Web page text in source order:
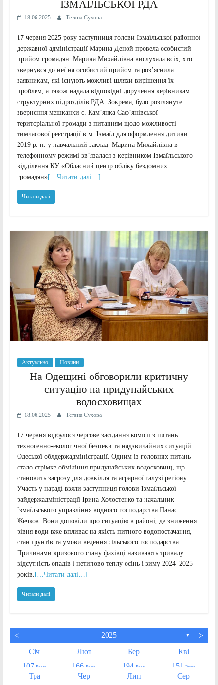
ІЗМАЇЛЬСЬКОЇ РДА
18.06.2025 Тетяна Сухова
17 червня 2025 року заступниця голови Ізмаїльської районної
державної адміністрації Марина Деной провела особистий
прийом громадян. Марина Михайлівна вислухала всіх, хто
звернувся до неї на особистий прийом та роз’яснила
заявникам, які існують можливі шляхи вирішення їх
проблем, а також надала відповідні доручення керівникам
структурних підрозділів РДА. Зокрема, було розглянуте
звернення мешканки с. Кам’янка Саф’янівської
територіальної громади з питанням щодо можливості
тимчасової реєстрації в м. Ізмаїл для оформлення дитини
2019 р. н. у навчальний заклад. Марина Михайлівна в
телефонному режимі зв’язалася з керівником Ізмаїльського
відділення КУ «Обласний центр обліку бездомних
громадян»[…Читати далі…]
Читати далі
Актуально Новини
На Одещині обговорили критичну
ситуацію на придунайських
водосховищах
18.06.2025 Тетяна Сухова
17 червня відбулося чергове засідання комісії з питань
техногенно-екологічної безпеки та надзвичайних ситуацій
Одеської облдержадміністрації. Одним із головних питань
стало стрімке обміління придунайських водосховищ, що
становить загрозу для довкілля та аграрної галузі регіону.
Участь у нараді взяли заступниця голови Ізмаїльської
райдержадміністрації Ірина Холостенко та начальник
Ізмаїльського управління водного господарства Панас
Жечков. Вони доповіли про ситуацію в районі, де зниження
рівня води вже впливає на якість питного водопостачання,
стан ґрунтів та умови ведення сільського господарства.
Причинами кризового стану фахівці називають тривалу
відсутність опадів і нетипово теплу осінь і зиму 2024–2025
років. […Читати далі…]
Читати далі
< 2025 ▼ >
Січ
107 Posts
Лют
166 Posts
Бер
194 Posts
Кві
151
Posts
Тра
Чер
Лип
Сер